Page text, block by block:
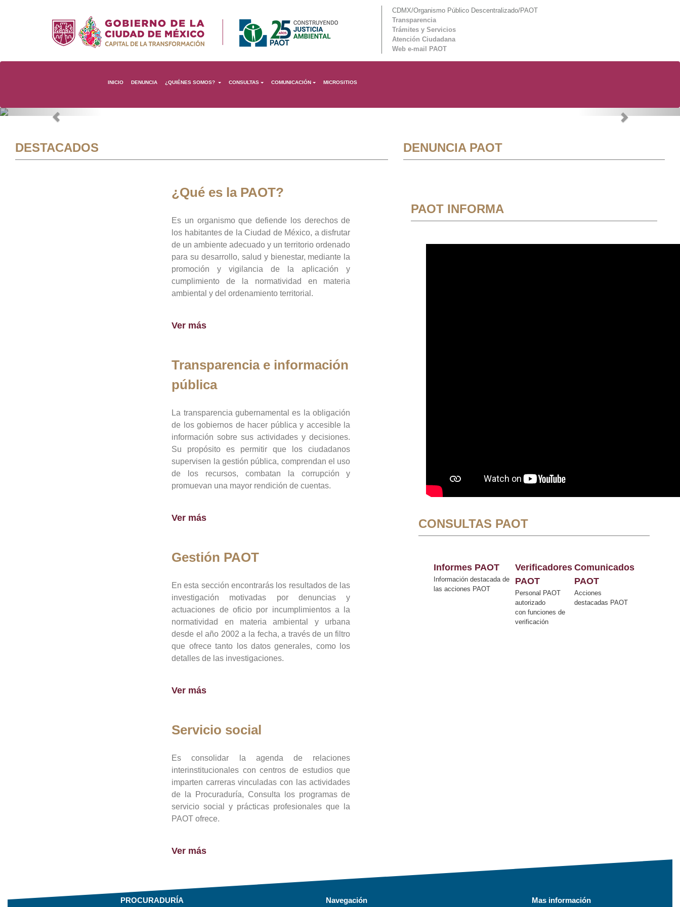
CDMX/Organismo Público Descentralizado/PAOT
Transparencia
Trámites y Servicios
Atención Ciudadana
Web e-mail PAOT
INICIO DENUNCIA ¿QUIÉNES SOMOS? CONSULTAS COMUNICACIÓN MICROSITIOS
Previous Next
DESTACADOS
¿Qué es la PAOT?
Es un organismo que defiende los derechos de
los habitantes de la Ciudad de México, a disfrutar
de un ambiente adecuado y un territorio ordenado
para su desarrollo, salud y bienestar, mediante la
promoción y vigilancia de la aplicación y
cumplimiento de la normatividad en materia
ambiental y del ordenamiento territorial.
Ver más
Transparencia e información
pública
La transparencia gubernamental es la obligación
de los gobiernos de hacer pública y accesible la
información sobre sus actividades y decisiones.
Su propósito es permitir que los ciudadanos
supervisen la gestión pública, comprendan el uso
de los recursos, combatan la corrupción y
promuevan una mayor rendición de cuentas.
Ver más
Gestión PAOT
En esta sección encontrarás los resultados de las
investigación motivadas por denuncias y
actuaciones de oficio por incumplimientos a la
normatividad en materia ambiental y urbana
desde el año 2002 a la fecha, a través de un filtro
que ofrece tanto los datos generales, como los
detalles de las investigaciones.
Ver más
Servicio social
Es consolidar la agenda de relaciones
interinstitucionales con centros de estudios que
imparten carreras vinculadas con las actividades
de la Procuraduría, Consulta los programas de
servicio social y prácticas profesionales que la
PAOT ofrece.
Ver más
DENUNCIA PAOT
PAOT INFORMA
CONSULTAS PAOT
Informes PAOT
Información destacada de
las acciones PAOT
Verificadores
PAOT
Personal PAOT
autorizado
con funciones de
verificación
Comunicados
PAOT
Acciones
destacadas PAOT
PROCURADURÍA Navegación Mas información